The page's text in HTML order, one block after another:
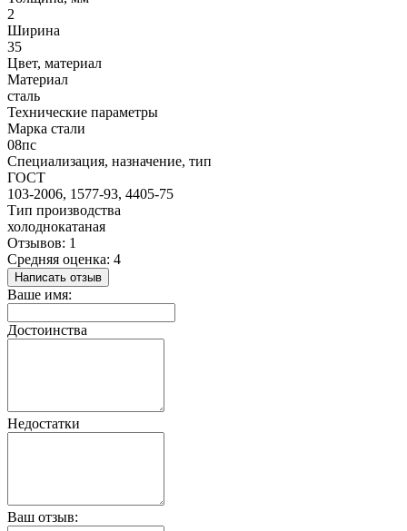
2
Ширина
35
Цвет, материал
Материал
сталь
Технические параметры
Марка стали
08пс
Специализация, назначение, тип
ГОСТ
103-2006, 1577-93, 4405-75
Тип производства
холоднокатаная
Отзывов: 1
Средняя оценка: 4
Написать отзыв
Ваше имя:
Достоинства
Недостатки
Ваш отзыв: